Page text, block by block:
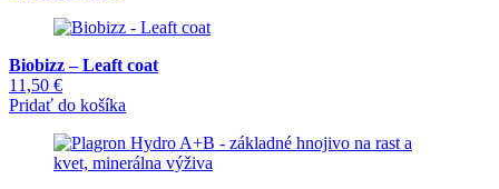
through
má
variantov.
si
vybrať
na
Biobizz – Leaft coat
11,50 €
Pridať do košíka